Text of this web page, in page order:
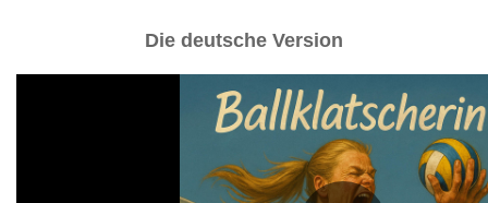
Die deutsche Version